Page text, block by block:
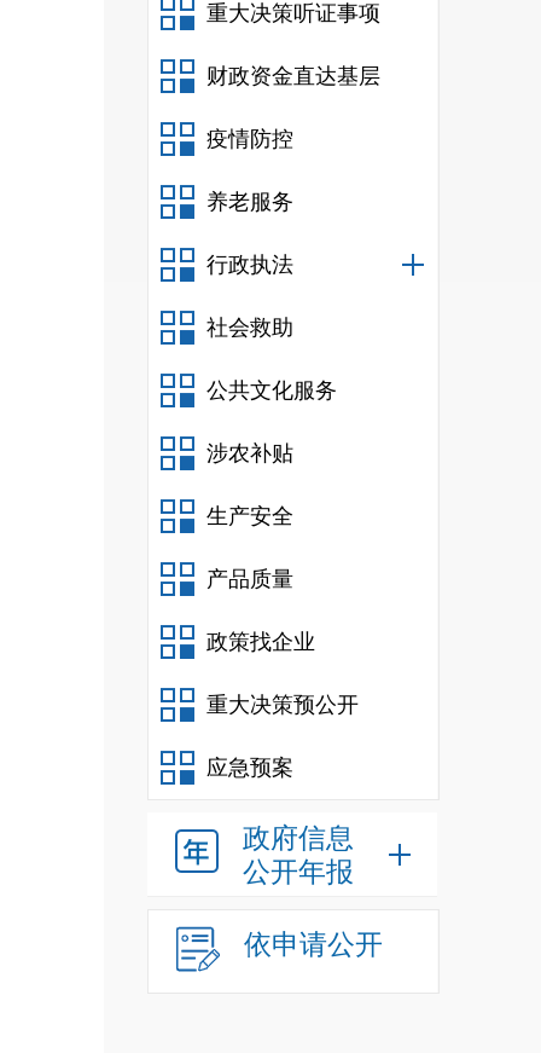
重大决策听证事项
财政资金直达基层
疫情防控
养老服务
行政执法
社会救助
公共文化服务
涉农补贴
生产安全
产品质量
政策找企业
重大决策预公开
应急预案
政府信息
公开年报
依申请公开